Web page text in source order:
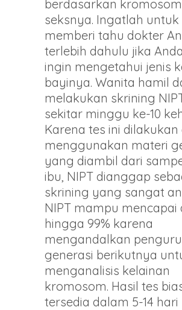
berdasarkan kromosom
seksnya. Ingatlah untuk
memberi tahu dokter
terlebih dahulu jika
ingin mengetahui jenis
bayinya. Wanita hamil
melakukan skrining
sekitar minggu ke-10
Karena tes ini dilakukan
menggunakan materi
yang diambil dari
ibu, NIPT dianggap
skrining yang sangat
NIPT mampu mencapai
hingga 99% karena
mengandalkan
generasi berikutnya
menganalisis kelainan
kromosom. Hasil tes
tersedia dalam 5-14 hari